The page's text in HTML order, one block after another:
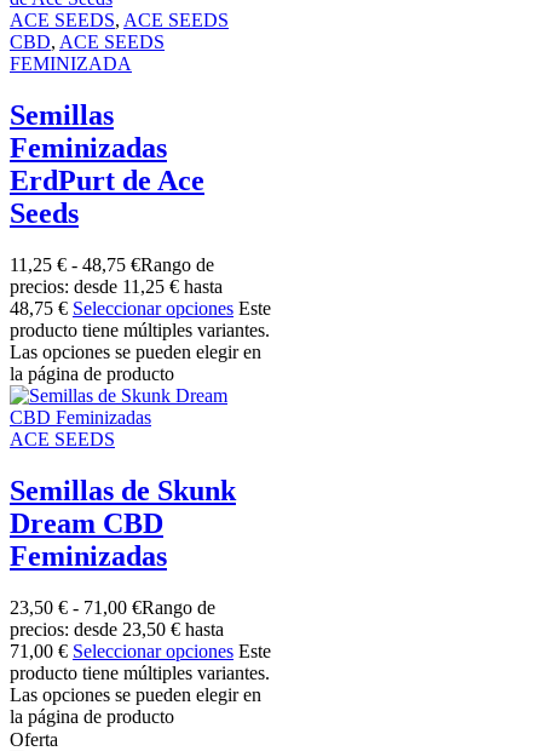
ACE SEEDS, ACE SEEDS
CBD, ACE SEEDS
FEMINIZADA
Semillas
Feminizadas
ErdPurt de Ace
Seeds
11,25 € - 48,75 €Rango de
precios: desde 11,25 € hasta
48,75 € Seleccionar opciones Este
producto tiene múltiples variantes.
Las opciones se pueden elegir en
la página de producto
ACE SEEDS
Semillas de Skunk
Dream CBD
Feminizadas
23,50 € - 71,00 €Rango de
precios: desde 23,50 € hasta
71,00 € Seleccionar opciones Este
producto tiene múltiples variantes.
Las opciones se pueden elegir en
la página de producto
Oferta